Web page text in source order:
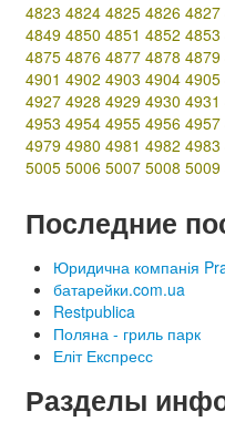
4823 4824 4825 4826 4827
4849 4850 4851 4852 4853
4875 4876 4877 4878 4879
4901 4902 4903 4904 4905
4927 4928 4929 4930 4931
4953 4954 4955 4956 4957
4979 4980 4981 4982 4983
5005 5006 5007 5008 5009
Последние
Юридична компанія
батарейки.com.ua
Restpublica
Поляна - гриль парк
Еліт Експресс
Разделы